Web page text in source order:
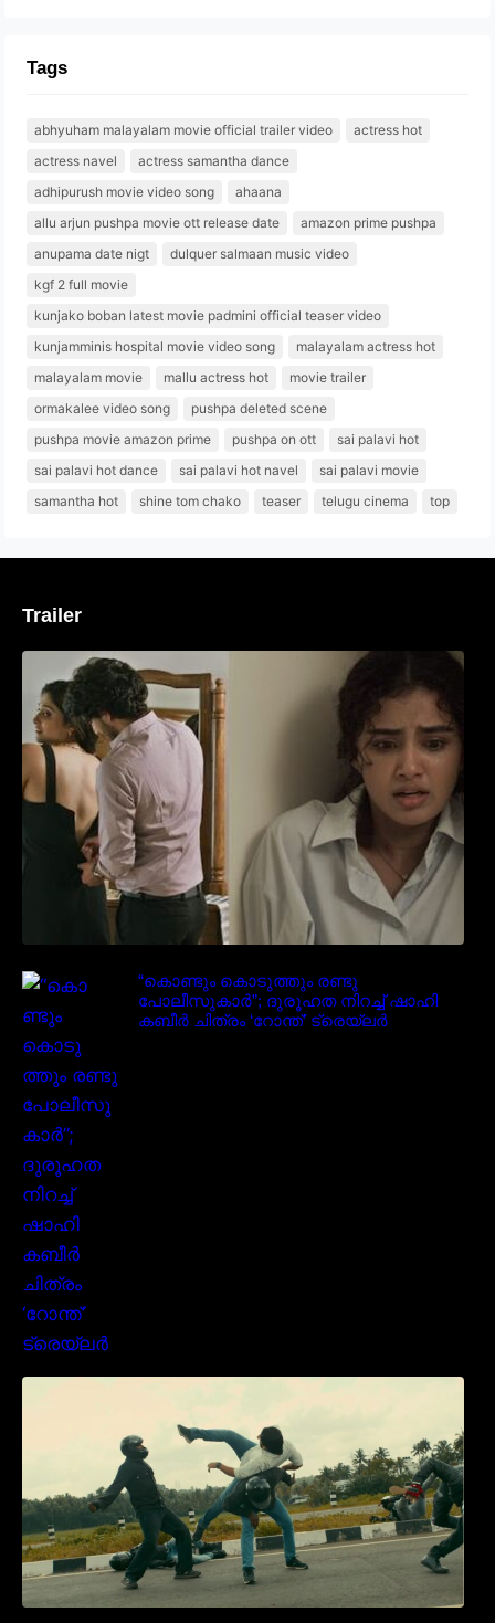
Tags
abhyuham malayalam movie official trailer video
actress hot
actress navel
actress samantha dance
adhipurush movie video song
ahaana
allu arjun pushpa movie ott release date
amazon prime pushpa
anupama date nigt
dulquer salmaan music video
kgf 2 full movie
kunjako boban latest movie padmini official teaser video
kunjamminis hospital movie video song
malayalam actress hot
malayalam movie
mallu actress hot
movie trailer
ormakalee video song
pushpa deleted scene
pushpa movie amazon prime
pushpa on ott
sai palavi hot
sai palavi hot dance
sai palavi hot navel
sai palavi movie
samantha hot
shine tom chako teaser telugu cinema top
Trailer
‘മരീചിക’യുമായി അനുപമ പരമേശ്വരൻ;
മിസ്റ്ററി ത്രില്ലർ ട്രെയിലർ
വൈറലാകുന്നു..
“കൊണ്ടും കൊടുത്തും രണ്ടു
പോലീസുകാർ”; ദുരൂഹത നിറച്ച് ഷാഹി
കബീർ ചിത്രം ‘റോന്ത്’ ട്രെയ്‌ലർ